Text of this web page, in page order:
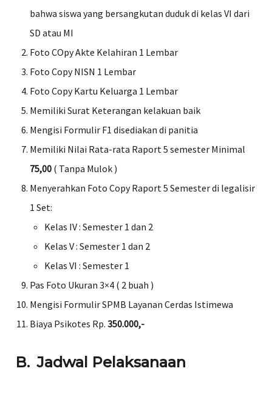
bahwa siswa yang bersangkutan duduk di kelas VI dari
SD atau MI
Foto COpy Akte Kelahiran 1 Lembar
Foto Copy NISN 1 Lembar
Foto Copy Kartu Keluarga 1 Lembar
Memiliki Surat Keterangan kelakuan baik
Mengisi Formulir F1 disediakan di panitia
Memiliki Nilai Rata-rata Raport 5 semester Minimal
75,00 ( Tanpa Mulok )
Menyerahkan Foto Copy Raport 5 Semester di legalisir
1 Set:
Kelas IV : Semester 1 dan 2
Kelas V : Semester 1 dan 2
Kelas VI : Semester 1
Pas Foto Ukuran 3×4 ( 2 buah )
Mengisi Formulir SPMB Layanan Cerdas Istimewa
Biaya Psikotes Rp. 350.000,-
B. Jadwal Pelaksanaan